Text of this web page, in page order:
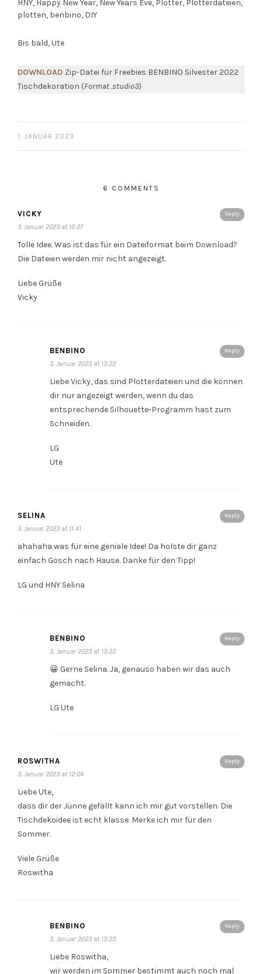
Bis bald, Ute
DOWNLOAD Zip-Datei für Freebies BENBINO Silvester 2022
Tischdekoration (Format .studio3)
1. JANUAR 2023
6 COMMENTS
Reply
VICKY
3. Januar 2023 at 10:27
Tolle Idee. Was ist das für ein Dateiformat beim Download?
Die Dateien werden mir nicht angezeigt.
Liebe Grüße
Vicky
Reply
BENBINO
3. Januar 2023 at 13:22
Liebe Vicky, das sind Plotterdateien und die können
dir nur angezeigt werden, wenn du das
entsprechende Silhouette-Programm hast zum
Schneiden.
LG
Ute
Reply
SELINA
3. Januar 2023 at 11:41
ahahaha was für eine geniale Idee! Da holste dir ganz
einfach Gosch nach Hause. Danke für den Tipp!
LG und HNY Selina
Reply
BENBINO
3. Januar 2023 at 13:22
😀 Gerne Selina. Ja, genauso haben wir das auch
gemacht.
LG Ute
Reply
ROSWITHA
3. Januar 2023 at 12:04
Liebe Ute,
dass dir der Jünne gefällt kann ich mir gut vorstellen. Die
Tischdekoidee ist echt klasse. Merke ich mir für den
Sommer.
Viele Grüße
Roswitha
Reply
BENBINO
3. Januar 2023 at 13:23
Liebe Roswitha,
wir werden im Sommer bestimmt auch noch mal